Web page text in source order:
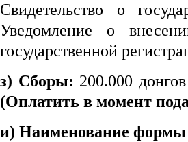
Свидетельство о
Уведомление о
государственной
з) Сборы: 200.000
(Оплатить в момент
и) Наименование формы